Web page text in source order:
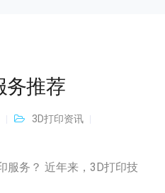
务推荐
3D打印资讯
服务？ 近年来，3D打印技